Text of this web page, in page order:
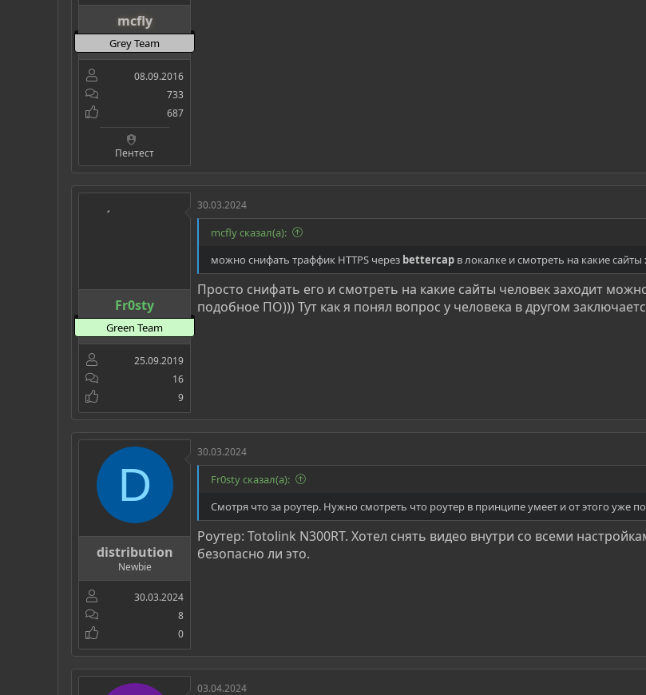
mcfly
Grey Team
08.09.2016
733
687
Пентест
Fr0sty
Green Team
25.09.2019
16
9
30.03.2024
mcfly сказал(а):
можно снифать траффик HTTPS через bettercap в локалке и смотреть на какие
Просто снифать его и смотреть на какие сайты человек заходит
подобное ПО))) Тут как я понял вопрос у человека в другом
D
distribution
Newbie
30.03.2024
8
0
30.03.2024
Fr0sty сказал(а):
Смотря что за роутер. Нужно смотреть что роутер в принципе умеет и от этого уже
Роутер: Totolink N300RT. Хотел снять видео внутри со всеми
безопасно ли это.
03.04.2024